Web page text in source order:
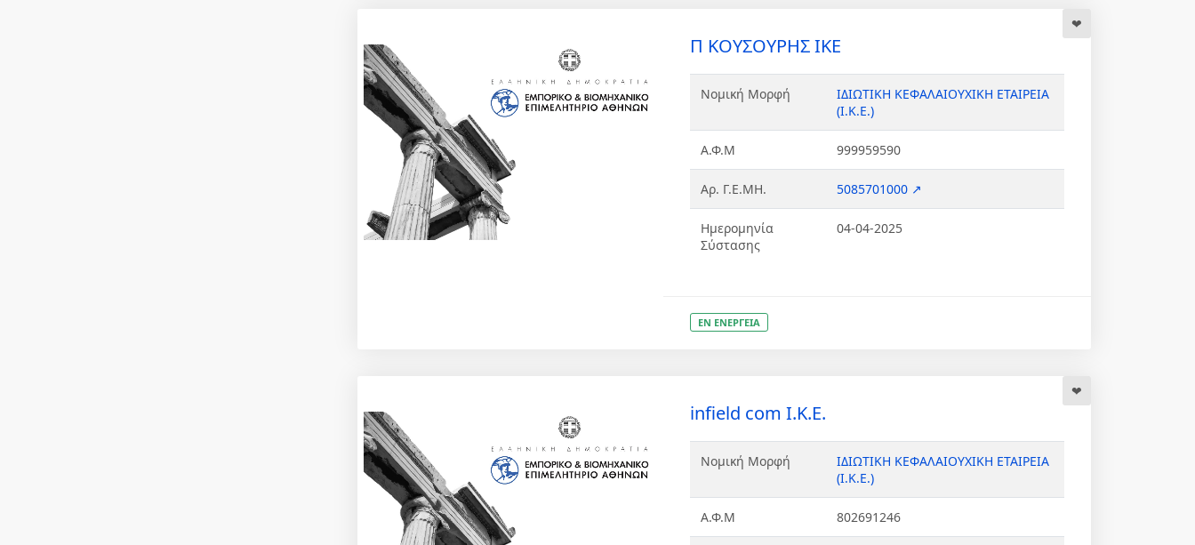
Π ΚΟΥΣΟΥΡΗΣ ΙΚΕ
Νομική Μορφή
ΙΔΙΩΤΙΚΗ ΚΕΦΑΛΑΙΟΥΧΙΚΗ ΕΤΑΙΡΕΙΑ
(Ι.Κ.Ε.)
Α.Φ.Μ 999959590
Αρ. Γ.Ε.ΜΗ. 5085701000 ↗
Ημερομηνία
Σύστασης
04-04-2025
ΕΝ ΕΝΕΡΓΕΙΑ
infield com Ι.Κ.Ε.
Νομική Μορφή
ΙΔΙΩΤΙΚΗ ΚΕΦΑΛΑΙΟΥΧΙΚΗ ΕΤΑΙΡΕΙΑ
(Ι.Κ.Ε.)
Α.Φ.Μ 802691246